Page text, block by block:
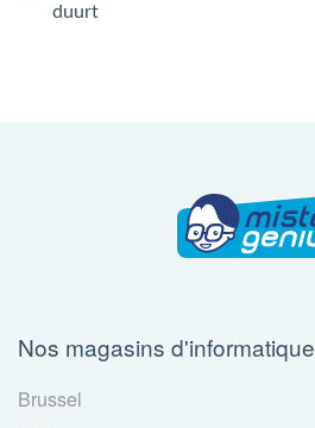
duurt
Nos magasins d'informatique
Brussel